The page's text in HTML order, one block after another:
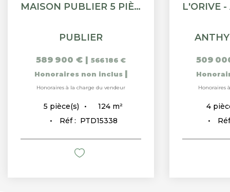
MAISON PUBLIER 5 PIÈCE(S) 124 M2
PUBLIER
589 900 € | 566 186 €
Honoraires non inclus |
Honoraires à la charge du vendeur
5 pièce(s) 124 m²
Réf : PTD15338
509
Honoraires
4